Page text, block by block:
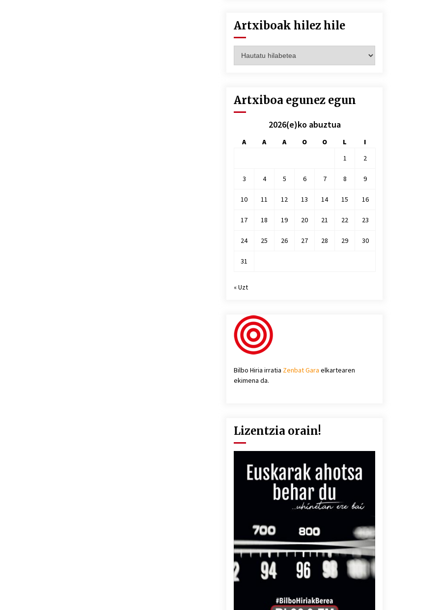
Artxiboak hilez hile
hilez
Artxiboa egunez egun
2026(e)ko abuztua
A A A O O L
I
1
2
3 4 5 6 7 8 9
10 11 12 13 14 15 16
17 18 19 20 21 22 23
24 25 26 27 28 29 30
31
« Uzt
Bilbo Hiria irratia Zenbat Gara elkartearen
ekimena da.
Lizentzia orain!